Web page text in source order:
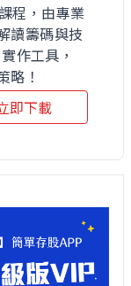
程，由專業
讀籌碼與技
作工具，
略！
即下載